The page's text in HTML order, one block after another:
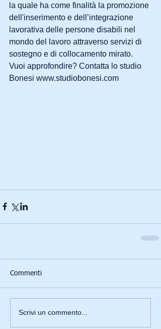
la quale ha come finalità la promozione
dell'inserimento e dell’integrazione
lavorativa delle persone disabili nel
mondo del lavoro attraverso servizi di
sostegno e di collocamento mirato.
Vuoi approfondire? Contatta lo studio
Bonesi www.studiobonesi.com
Commenti
Scrivi un commento...